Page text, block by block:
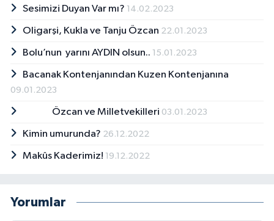
Sesimizi Duyan Var mı? 14.02.2023
Oligarşi, Kukla ve Tanju Özcan 22.01.2023
Bolu’nun yarını AYDIN olsun.. 15.01.2023
Bacanak Kontenjanından Kuzen Kontenjanına
09.01.2023
Özcan ve Milletvekilleri 03.01.2023
Kimin umurunda? 26.12.2022
Makûs Kaderimiz! 19.12.2022
Yorumlar